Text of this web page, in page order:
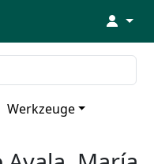
↓
Werkzeuge